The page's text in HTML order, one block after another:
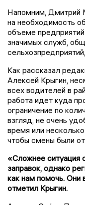
Напомним, Дмитрий
на необходимость
объеме
значимых служб,
Как рассказал
Алексей Крыгин,
всех водителей в
работа идет куда
ограничение по
взгляд, не очень
время или
чтобы смены были
«Сложнее ситуация
заправок, однако
как нам помочь. Они
отметил Крыгин.